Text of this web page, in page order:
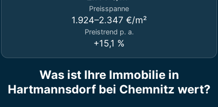
Preisspanne
1.924–2.347 €/m²
Preistrend p. a.
+15,1 %
Was ist Ihre Immobilie in
Hartmannsdorf bei Chemnitz wert?